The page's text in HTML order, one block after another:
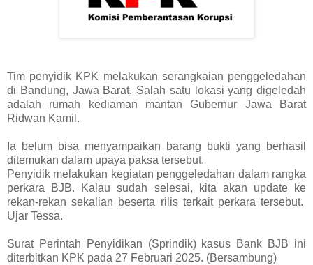
Tim penyidik KPK melakukan serangkaian penggeledahan
di Bandung, Jawa Barat. Salah satu lokasi yang digeledah
adalah rumah kediaman mantan Gubernur Jawa Barat
Ridwan Kamil.
Ia belum bisa menyampaikan barang bukti yang berhasil
ditemukan dalam upaya paksa tersebut.
Penyidik melakukan kegiatan penggeledahan dalam rangka
perkara BJB. Kalau sudah selesai, kita akan update ke
rekan-rekan sekalian beserta rilis terkait perkara tersebut.
Ujar Tessa.
Surat Perintah Penyidikan (Sprindik) kasus Bank BJB ini
diterbitkan KPK pada 27 Februari 2025. (Bersambung)